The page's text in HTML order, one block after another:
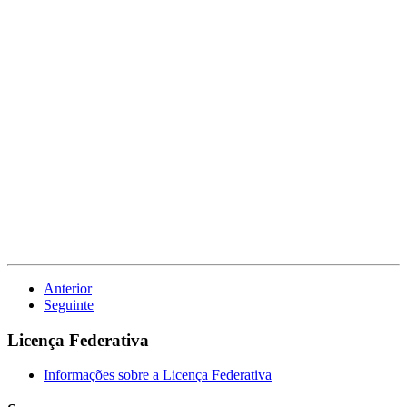
Anterior
Seguinte
Licença Federativa
Informações sobre a Licença Federativa